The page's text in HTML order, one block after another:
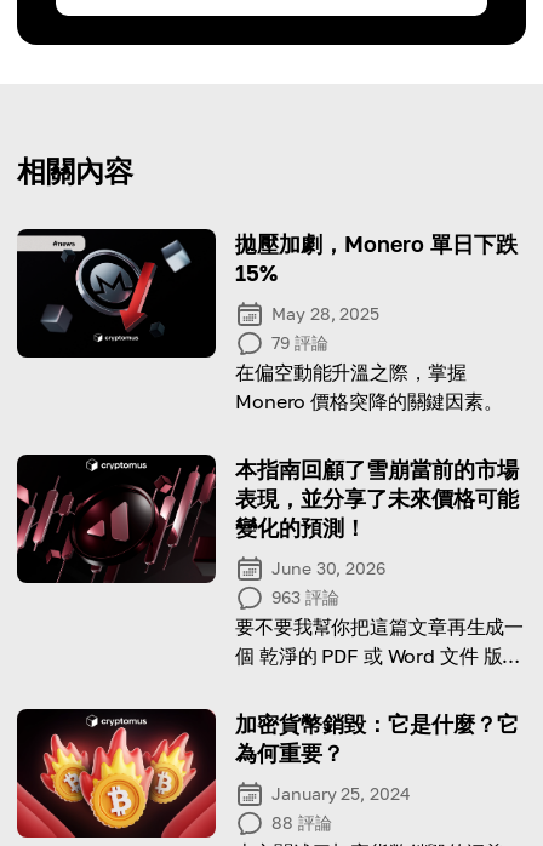
相關內容
拋壓加劇，Monero 單日下跌
15%
May 28, 2025
79 評論
在偏空動能升溫之際，掌握
Monero 價格突降的關鍵因素。
本指南回顧了雪崩當前的市場
表現，並分享了未來價格可能
變化的預測！
June 30, 2026
963 評論
要不要我幫你把這篇文章再生成一
個 乾淨的 PDF 或 Word 文件 版
加密貨幣銷毀：它是什麼？它
為何重要？
January 25, 2024
88 評論